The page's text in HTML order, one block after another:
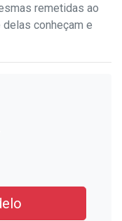
remetidas ao
conheçam e